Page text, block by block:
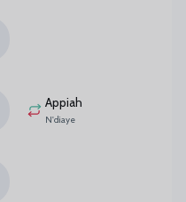
Appiah
N'diaye